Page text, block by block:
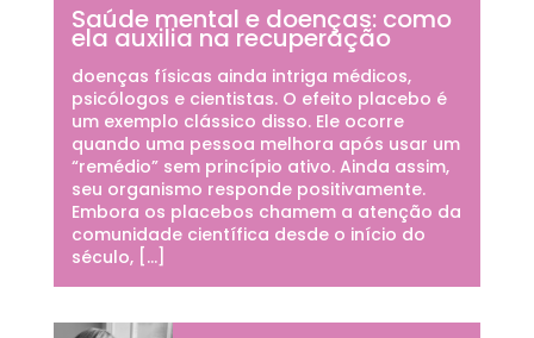
Saúde mental e doenças: como
ela auxilia na recuperação
doenças físicas ainda intriga médicos,
psicólogos e cientistas. O efeito placebo é
um exemplo clássico disso. Ele ocorre
quando uma pessoa melhora após usar um
“remédio” sem princípio ativo. Ainda assim,
seu organismo responde positivamente.
Embora os placebos chamem a atenção da
comunidade científica desde o início do
século, […]